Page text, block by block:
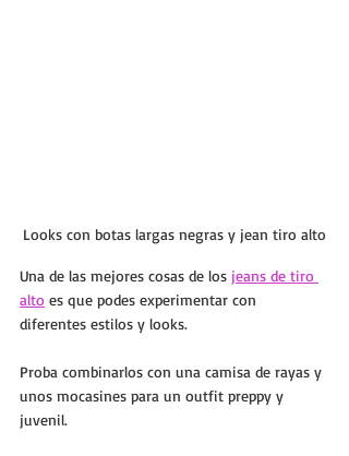
Looks con botas largas negras y jean tiro alto
Una de las mejores cosas de los jeans de tiro
alto es que podes experimentar con
diferentes estilos y looks.
Proba combinarlos con una camisa de rayas y
unos mocasines para un outfit preppy y
juvenil.